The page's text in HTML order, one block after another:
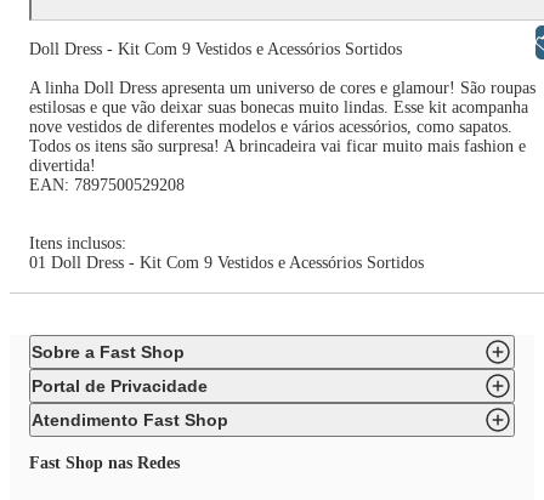
Doll Dress - Kit Com 9 Vestidos e Acessórios Sortidos
A linha Doll Dress apresenta um universo de cores e glamour! São roupas
estilosas e que vão deixar suas bonecas muito lindas. Esse kit acompanha
nove vestidos de diferentes modelos e vários acessórios, como sapatos.
Todos os itens são surpresa! A brincadeira vai ficar muito mais fashion e
divertida!
EAN: 7897500529208
Itens inclusos:
01 Doll Dress - Kit Com 9 Vestidos e Acessórios Sortidos
Sobre a Fast Shop
Portal de Privacidade
Atendimento Fast Shop
Fast Shop nas Redes